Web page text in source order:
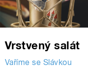
Vrstvený salát
Vaříme se Slávkou